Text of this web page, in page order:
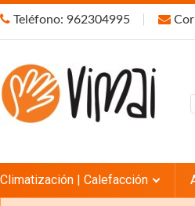
Teléfono: 962304995
Climatización | Calefacción